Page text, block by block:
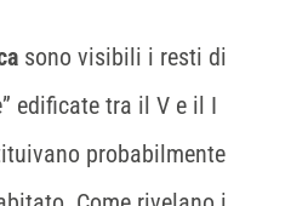
sono visibili i resti di
edificate tra il V e il I
probabilmente